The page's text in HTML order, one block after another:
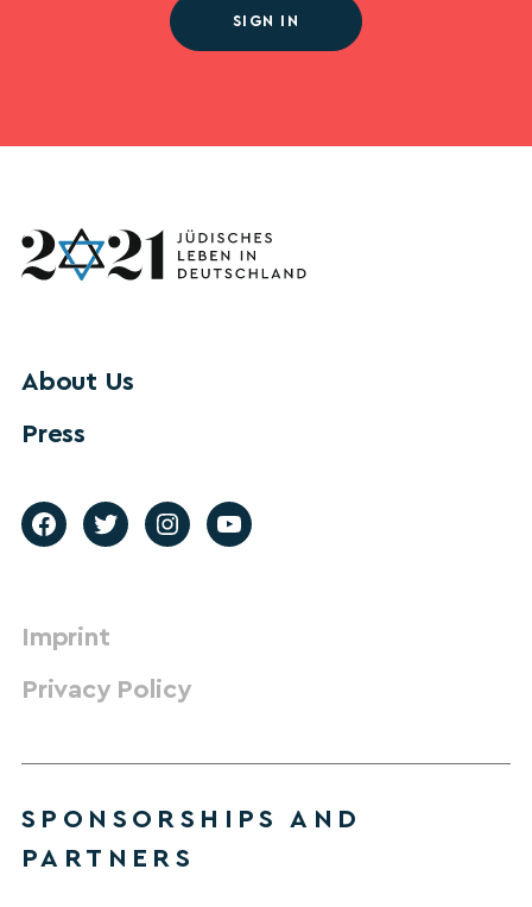
SIGN IN
About Us
Press
Imprint
Privacy Policy
SPONSORSHIPS AND
PARTNERS